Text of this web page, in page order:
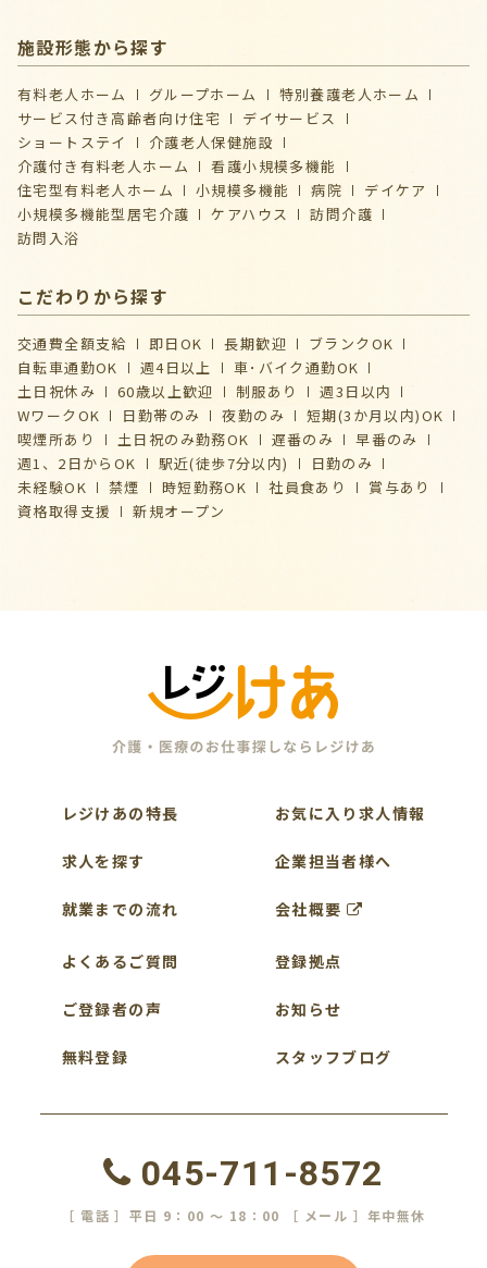
施設形態から探す
有料老人ホーム グループホーム
特別養護老人ホーム
サービス付き高齢者向け住宅
デイサービス
ショートステイ
介護⽼⼈保健施設
介護付き有料老人ホーム
看護小規模多機能
住宅型有料老人ホーム
小規模多機能 病院
デイケア
⼩規模多機能型居宅介護
ケアハウス
訪問介護
訪問入浴
こだわりから探す
交通費全額支給 即日OK 長期歓迎
ブランクOK
自転車通勤OK
週4日以上
車･バイク通勤OK
土日祝休み
60歳以上歓迎 制服あり
週3日以内
WワークOK
日勤帯のみ 夜勤のみ
短期(3か月以内)OK
喫煙所あり
土日祝のみ勤務OK 遅番のみ
早番のみ
週1、2日からOK
駅近(徒歩7分以内)
日勤のみ
未経験OK
禁煙 時短勤務OK 社員食あり
賞与あり
資格取得支援
新規オープン
レジけあの特長
求人を探す
就業までの流れ
よくあるご質問
ご登録者の声
無料登録
お気に入り求人情報
企業担当者様へ
会社概要
登録拠点
お知らせ
スタッフブログ
045-711-8572
［ 電話 ］平日 9：00 ～ 18：00 ［ メール ］年中無休